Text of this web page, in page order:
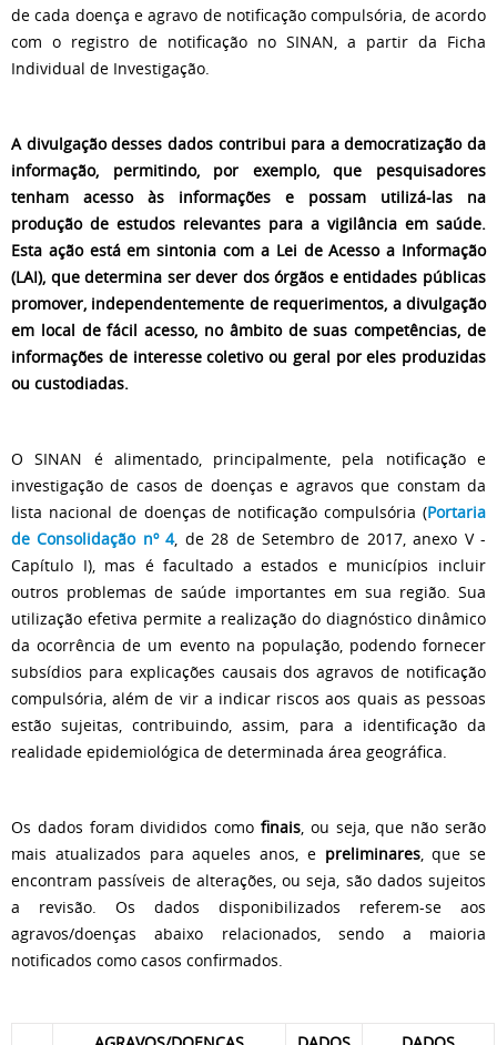
de cada doença e agravo de notificação compulsória, de acordo
com o registro de notificação no SINAN, a partir da Ficha
Individual de Investigação.
A divulgação desses dados contribui para a democratização da
informação, permitindo, por exemplo, que pesquisadores
tenham acesso às informações e possam utilizá-las na
produção de estudos relevantes para a vigilância em saúde.
Esta ação está em sintonia com a Lei de Acesso a Informação
(LAI), que determina ser dever dos órgãos e entidades públicas
promover, independentemente de requerimentos, a divulgação
em local de fácil acesso, no âmbito de suas competências, de
informações de interesse coletivo ou geral por eles produzidas
ou custodiadas.
O SINAN é alimentado, principalmente, pela notificação e
investigação de casos de doenças e agravos que constam da
lista nacional de doenças de notificação compulsória (Portaria
de Consolidação nº 4, de 28 de Setembro de 2017, anexo V -
Capítulo I), mas é facultado a estados e municípios incluir
outros problemas de saúde importantes em sua região. Sua
utilização efetiva permite a realização do diagnóstico dinâmico
da ocorrência de um evento na população, podendo fornecer
subsídios para explicações causais dos agravos de notificação
compulsória, além de vir a indicar riscos aos quais as pessoas
estão sujeitas, contribuindo, assim, para a identificação da
realidade epidemiológica de determinada área geográfica.
Os dados foram divididos como finais, ou seja, que não serão
mais atualizados para aqueles anos, e preliminares, que se
encontram passíveis de alterações, ou seja, são dados sujeitos
a revisão. Os dados disponibilizados referem-se aos
agravos/doenças abaixo relacionados, sendo a maioria
notificados como casos confirmados.